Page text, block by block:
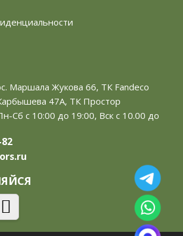
Маршала Жукова 66, ТК Fandeco
47А, ТК Простор
Сб с 10:00 до 19:00, Вск с 10.00 до